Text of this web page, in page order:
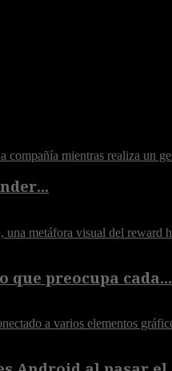
que preocupa cada...